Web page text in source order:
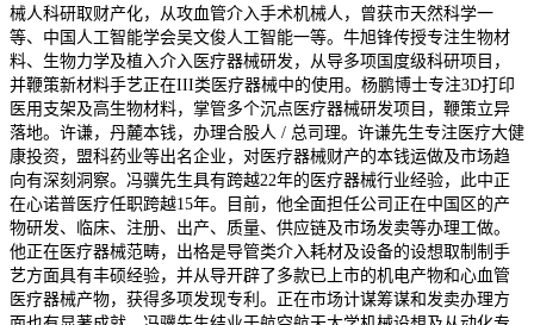
械人科研取财产化，从攻血管介入手术机械人，曾获市天然科学一
等、中国人工智能学会吴文俊人工智能一等。牛旭锋传授专注生物材
料、生物力学及植入介入医疗器械研发，从导多项国度级科研项目，
并鞭策新材料手艺正在III类医疗器械中的使用。杨鹏博士专注3D打印
医用支架及高生物材料，掌管多个沉点医疗器械研发项目，鞭策立异
落地。许谦，丹麓本钱，办理合股人 / 总司理。许谦先生专注医疗大健
康投资，盟科药业等出名企业，对医疗器械财产的本钱运做及市场趋
向有深刻洞察。冯骥先生具有跨越22年的医疗器械行业经验，此中正
在心诺普医疗任职跨越15年。目前，他全面担任公司正在中国区的产
物研发、临床、注册、出产、质量、供应链及市场发卖等办理工做。
他正在医疗器械范畴，出格是导管类介入耗材及设备的设想取制制手
艺方面具有丰硕经验，并从导开辟了多款已上市的机电产物和心血管
医疗器械产物，获得多项发现专利。正在市场计谋筹谋和发卖办理方